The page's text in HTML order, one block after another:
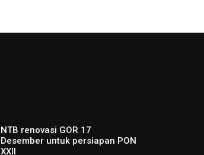
NTB renovasi GOR 17
Desember untuk persiapan PON
XXII